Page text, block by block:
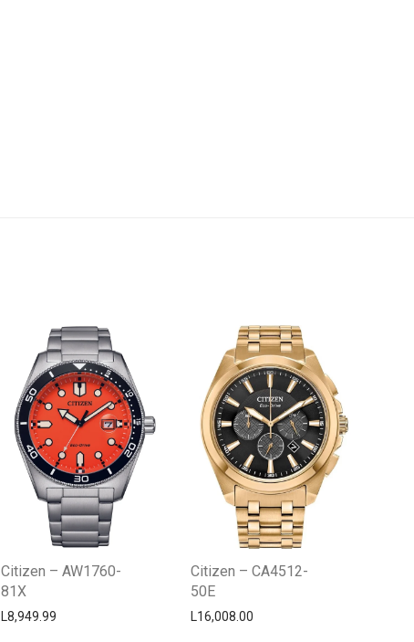
Citizen – AW1760-
81X
L8,949.99
Citizen – CA4512-
50E
L16,008.00
Centro Citizen
Typically replies within a day